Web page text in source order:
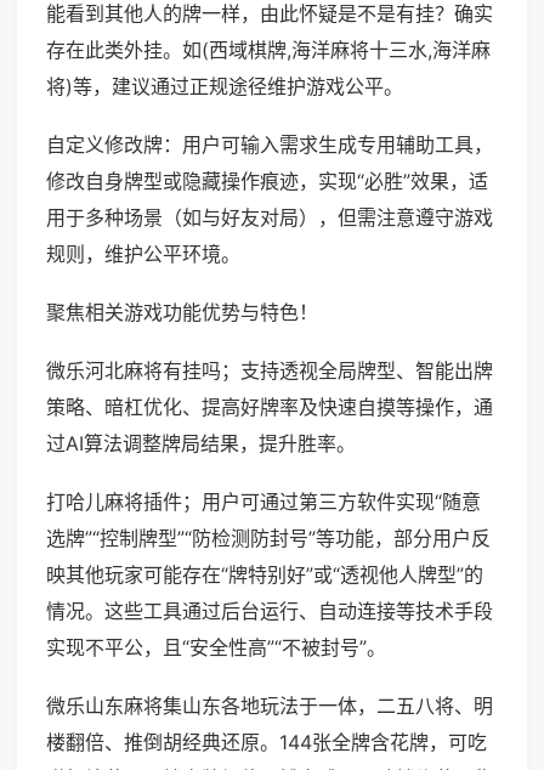
能看到其他人的牌一样，由此怀疑是不是有挂？确实
存在此类外挂。如(西域棋牌,海洋麻将十三水,海洋麻
将)等，建议通过正规途径维护游戏公平。
自定义修改牌：用户可输入需求生成专用辅助工具，
修改自身牌型或隐藏操作痕迹，实现“必胜”效果，适
用于多种场景（如与好友对局），但需注意遵守游戏
规则，维护公平环境。
聚焦相关游戏功能优势与特色！
微乐河北麻将有挂吗；支持透视全局牌型、智能出牌
策略、暗杠优化、提高好牌率及快速自摸等操作，通
过AI算法调整牌局结果，提升胜率。
打哈儿麻将插件；用户可通过第三方软件实现“随意
选牌”“控制牌型”“防检测防封号”等功能，部分用户反
映其他玩家可能存在“牌特别好”或“透视他人牌型”的
情况。这些工具通过后台运行、自动连接等技术手段
实现不平公，且“安全性高”“不被封号”。
微乐山东麻将集山东各地玩法于一体，二五八将、明
楼翻倍、推倒胡经典还原。144张全牌含花牌，可吃